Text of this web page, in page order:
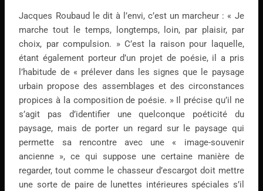
Jacques Roubaud le dit à l’envi, c’est un marcheur : « Je
marche tout le temps, longtemps, loin, par plaisir, par
choix, par compulsion. » C’est la raison pour laquelle,
étant également porteur d’un projet de poésie, il a pris
l’habitude de « prélever dans les signes que le paysage
urbain propose des assemblages et des circonstances
propices à la composition de poésie. » Il précise qu’il ne
s’agit pas d’identifier une quelconque poéticité du
paysage, mais de porter un regard sur le paysage qui
permette sa rencontre avec une « image-souvenir
ancienne », ce qui suppose une certaine manière de
regarder, tout comme le chasseur d’escargot doit mettre
une sorte de paire de lunettes intérieures spéciales s’il